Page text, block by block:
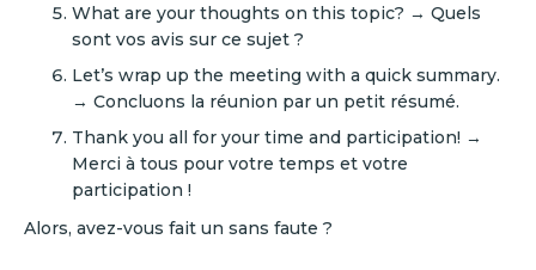
What are your thoughts on this topic? → Quels
sont vos avis sur ce sujet ?
Let’s wrap up the meeting with a quick summary.
→ Concluons la réunion par un petit résumé.
Thank you all for your time and participation! →
Merci à tous pour votre temps et votre
participation !
Alors, avez-vous fait un sans faute ?